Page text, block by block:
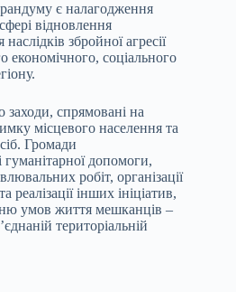
є налагодження
відновлення
збройної агресії
економічного, соціального
спрямовані на
місцевого населення та
Громади
допомоги,
робіт, організації
реалізації інших ініціатив,
умов життя мешканців –
територіальній